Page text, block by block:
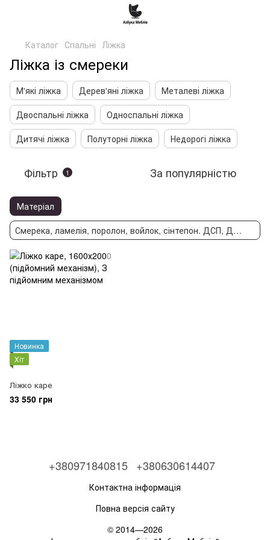
Каталог Спальні Ліжка
Ліжка із смереки
М'які ліжка Дерев'яні ліжка
Металеві ліжка
Двоспальні ліжка
Односпальні ліжка
Дитячі ліжка
Полуторні ліжка Недорогі ліжка
Фільтр 1 За популярністю
Матеріал
Смерека, ламелія, поролон, войлок, сінтепон. ДСП, ДВП, пружини змійка, пружинний блок.
Новинка
Хіт
Ліжко каре
33 550 грн
+380971840815 +380630614407
Контактна інформація
Повна версія сайту
© 2014—2026